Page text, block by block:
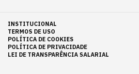
INSTITUCIONAL
TERMOS DE USO
POLÍTICA DE COOKIES
POLÍTICA DE PRIVACIDADE
LEI DE TRANSPARÊNCIA SALARIAL